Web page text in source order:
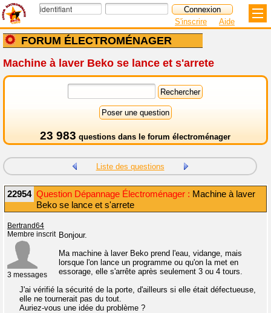
FORUM ÉLECTROMÉNAGER
S'inscrire Aide
Machine à laver Beko se lance et s'arrete
23 983 questions dans le forum électroménager
Liste des questions
22954 Question Dépannage Électroménager : Machine à laver
Beko se lance et s'arrete
Bertrand64
Membre inscrit
3 messages
Bonjour.
Ma machine à laver Beko prend l'eau, vidange, mais
lorsque l'on lance un programme ou qu'on la met en
essorage, elle s'arrête après seulement 3 ou 4 tours.
J'ai vérifié la sécurité de la porte, d'ailleurs si elle était défectueuse,
elle ne tournerait pas du tout.
Auriez-vous une idée du problème ?